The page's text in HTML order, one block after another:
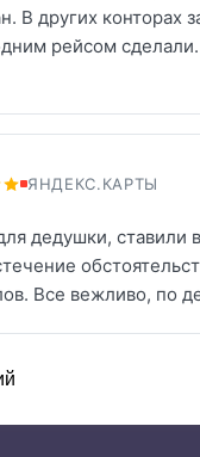
В других конторах
рейсом
ЯНДЕКС.КАРТЫ
дедушки,
Все вежливо, по